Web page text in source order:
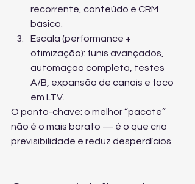
recorrente, conteúdo e CRM
básico.
Escala (performance +
otimização): funis avançados,
automação completa, testes
A/B, expansão de canais e foco
em LTV.
O ponto-chave: o melhor “pacote”
não é o mais barato — é o que cria
previsibilidade e reduz desperdícios.